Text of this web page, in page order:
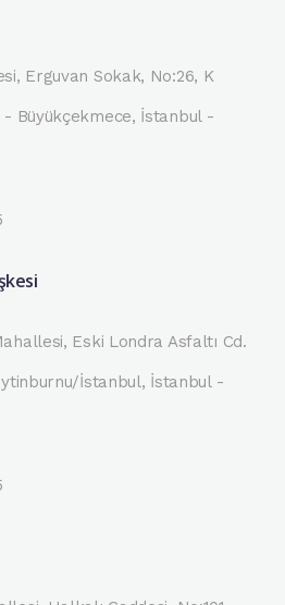
Erguvan Sokak, No:26, K
- Büyükçekmece, İstanbul -
Eski Londra Asfaltı Cd.
İstanbul, İstanbul -